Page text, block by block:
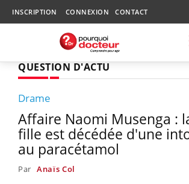
INSCRIPTION CONNEXION CONTACT
QUESTION D'ACTU
Drame
Affaire Naomi Musenga :
fille est décédée d'une
au paracétamol
Par Anaïs Col